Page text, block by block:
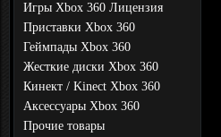
Игры Xbox 360 Лицензия
Приставки Xbox 360
Геймпады Xbox 360
Жесткие диски Xbox 360
Кинект / Kinect Xbox 360
Аксессуары Xbox 360
Прочие товары